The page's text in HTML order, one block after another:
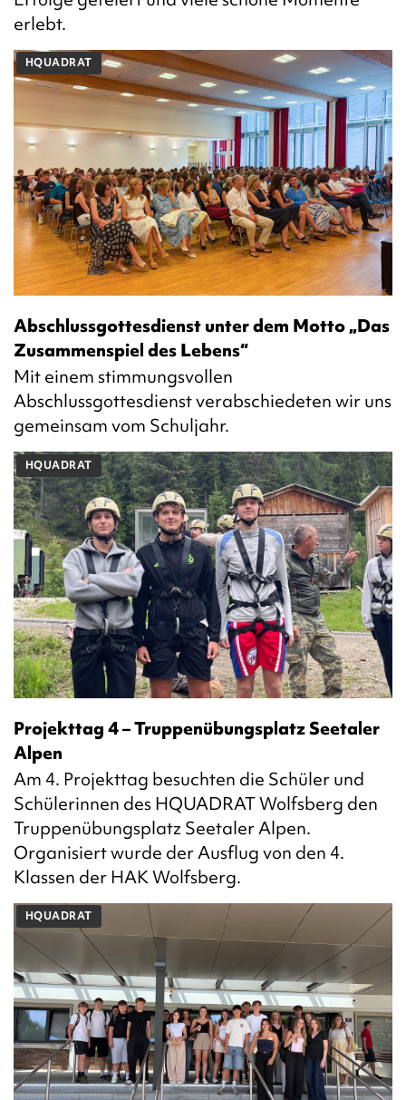
erlebt.
HQUADRAT
Abschlussgottesdienst unter dem Motto „Das
Zusammenspiel des Lebens“
Mit einem stimmungsvollen
Abschlussgottesdienst verabschiedeten wir uns
gemeinsam vom Schuljahr.
HQUADRAT
Projekttag 4 – Truppenübungsplatz Seetaler
Alpen
Am 4. Projekttag besuchten die Schüler und
Schülerinnen des HQUADRAT Wolfsberg den
Truppenübungsplatz Seetaler Alpen.
Organisiert wurde der Ausflug von den 4.
Klassen der HAK Wolfsberg.
HQUADRAT